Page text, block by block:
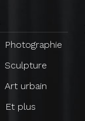
Photographie
Sculpture
Art urbain
Et plus